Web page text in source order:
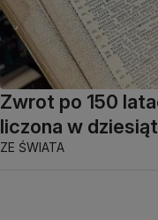
Zwrot po 150
liczona w
ZE ŚWIATA